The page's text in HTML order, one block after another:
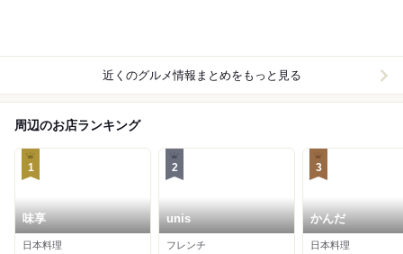
近くのグルメ情報まとめをもっと見る
周辺のお店ランキング
1
味享
日本料理
2
unis
フレンチ
3
かんだ
日本料理